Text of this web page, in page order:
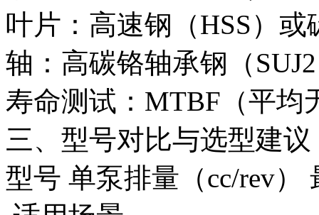
叶片：高速钢（HSS）或
轴：高碳铬轴承钢（
寿命测试：MTBF（平均
三、型号对比与选型建议
型号 单泵排量（cc/rev）